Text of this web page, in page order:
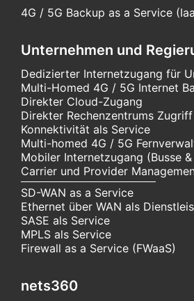
4G / 5G Backup as a Service
Unternehmen und
Dedizierter Internetzugang für
Multi-Homed 4G / 5G Internet
Direkter Cloud-Zugang
Direkter Rechenzentrums Zugriff
Konnektivität als Service
Multi-homed 4G / 5G
Mobiler Internetzugang (Busse &
Carrier und Provider
SD-WAN as a Service
Ethernet über WAN als
SASE als Service
MPLS als Service
Firewall as a Service (FWaaS)
nets360